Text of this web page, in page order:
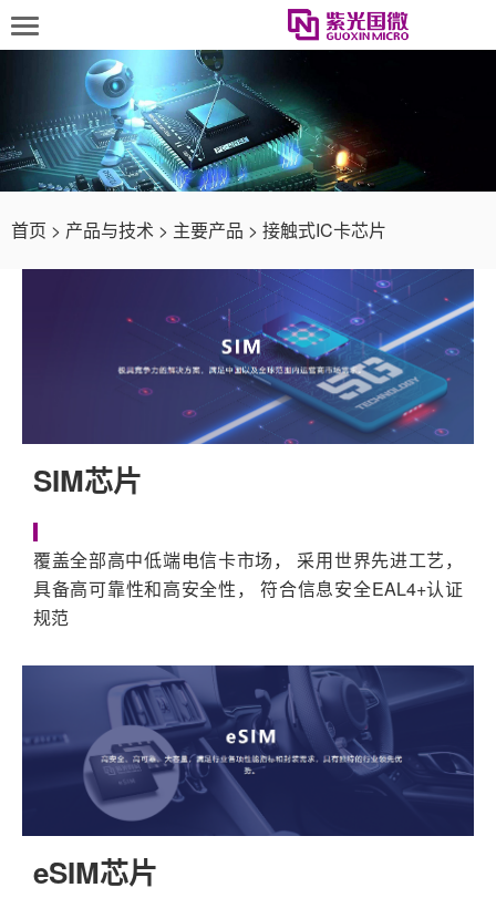
首页 > 产品与技术 > 主要产品 > 接触式IC卡芯片
SIM芯片
覆盖全部高中低端电信卡市场， 采用世界先进工艺，
具备高可靠性和高安全性， 符合信息安全EAL4+认证
规范
eSIM芯片